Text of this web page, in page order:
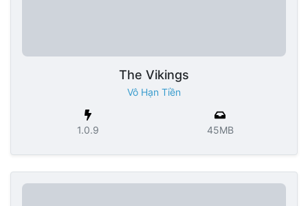
The Vikings
Vô Hạn Tiền
1.0.9 45MB